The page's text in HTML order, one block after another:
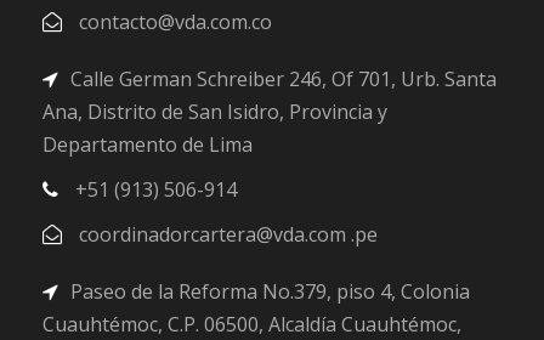
contacto@vda.com.co
Calle German Schreiber 246, Of 701, Urb. Santa
Ana, Distrito de San Isidro, Provincia y
Departamento de Lima
+51 (913) 506-914
coordinadorcartera@vda.com .pe
Paseo de la Reforma No.379, piso 4, Colonia
Cuauhtémoc, C.P. 06500, Alcaldía Cuauhtémoc,